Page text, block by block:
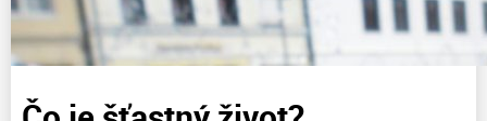
Komerčné blogy